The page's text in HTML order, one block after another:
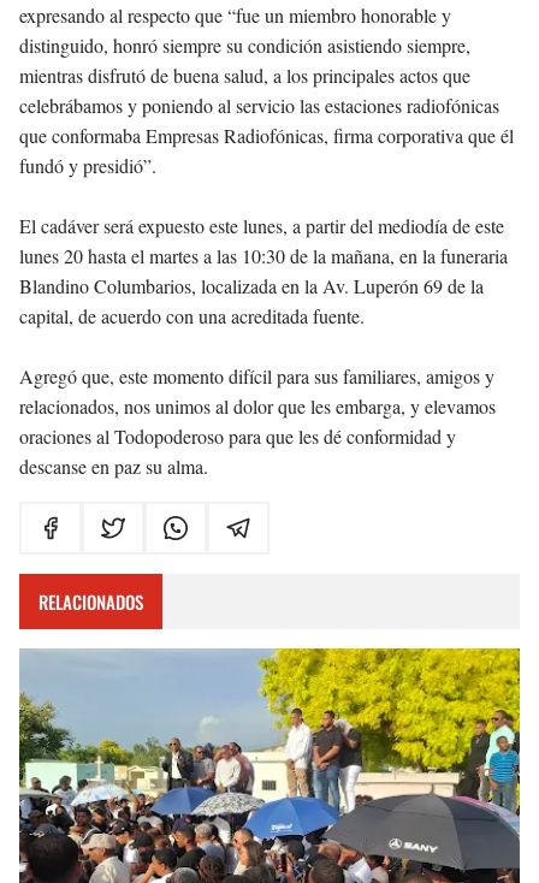
expresando al respecto que “fue un miembro honorable y
distinguido, honró siempre su condición asistiendo siempre,
mientras disfrutó de buena salud, a los principales actos que
celebrábamos y poniendo al servicio las estaciones radiofónicas
que conformaba Empresas Radiofónicas, firma corporativa que él
fundó y presidió”.
El cadáver será expuesto este lunes, a partir del mediodía de este
lunes 20 hasta el martes a las 10:30 de la mañana, en la funeraria
Blandino Columbarios, localizada en la Av. Luperón 69 de la
capital, de acuerdo con una acreditada fuente.
Agregó que, este momento difícil para sus familiares, amigos y
relacionados, nos unimos al dolor que les embarga, y elevamos
oraciones al Todopoderoso para que les dé conformidad y
descanse en paz su alma.
RELACIONADOS